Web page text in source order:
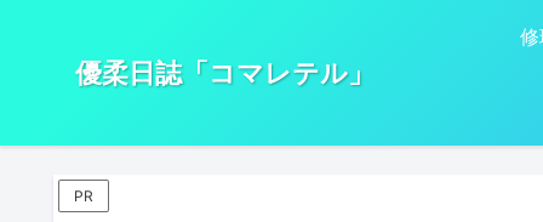
優柔日誌「コマレテル」
PR